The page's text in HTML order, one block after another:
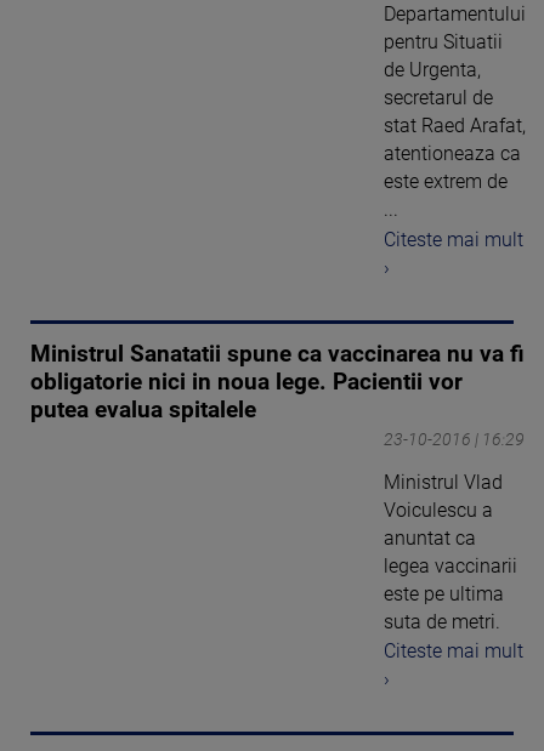
Departamentului
pentru Situatii
de Urgenta,
secretarul de
stat Raed Arafat,
atentioneaza ca
este extrem de
...
Citeste mai mult
›
Ministrul Sanatatii spune ca vaccinarea nu va fi
obligatorie nici in noua lege. Pacientii vor
putea evalua spitalele
23-10-2016 | 16:29
Ministrul Vlad
Voiculescu a
anuntat ca
legea vaccinarii
este pe ultima
suta de metri.
Citeste mai mult
›